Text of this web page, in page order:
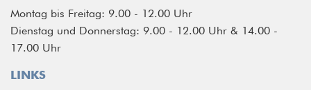
Montag bis Freitag: 9.00 - 12.00 Uhr
Dienstag und Donnerstag: 9.00 - 12.00 Uhr & 14.00 -
17.00 Uhr
LINKS